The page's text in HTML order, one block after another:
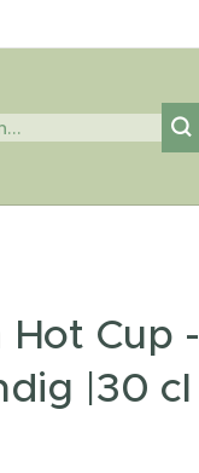
Hot Cup -
|30 cl